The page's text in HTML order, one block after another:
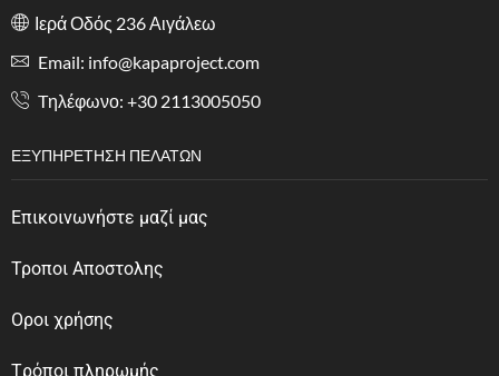
Ιερά Οδός 236 Αιγάλεω
Email: info@kapaproject.com
Tηλέφωνο: +30 2113005050
ΕΞΥΠΗΡΈΤΗΣΗ ΠΕΛΑΤΏΝ
Επικοινωνήστε μαζί μας
Τροποι Αποστολης
Οροι χρήσης
Tρόποι πληρωμής